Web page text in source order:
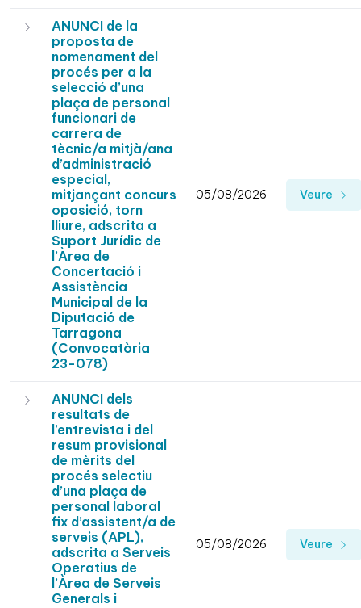
ANUNCI de la
proposta de
nomenament del
procés per a la
selecció d’una
plaça de personal
funcionari de
carrera de
tècnic/a mitjà/ana
d’administració
especial,
mitjançant concurs
oposició, torn
lliure, adscrita a
Suport Jurídic de
l’Àrea de
Concertació i
Assistència
Municipal de la
Diputació de
Tarragona
(Convocatòria
23-078)
05/08/2026 Veure
ANUNCI dels
resultats de
l’entrevista i del
resum provisional
de mèrits del
procés selectiu
d’una plaça de
personal laboral
fix d’assistent/a de
serveis (APL),
adscrita a Serveis
Operatius de
l’Àrea de Serveis
Generals i
05/08/2026 Veure